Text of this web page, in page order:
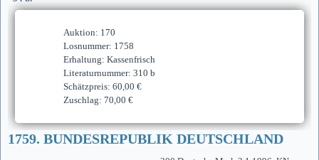
Auktion: 170
Losnummer: 1758
Erhaltung: Kassenfrisch
Literaturnummer: 310 b
Schätzpreis: 60,00 €
Zuschlag: 70,00 €
1759. BUNDESREPUBLIK DEUTSCHLAND